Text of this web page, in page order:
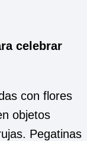
celebrar
con flores
objetos
Pegatinas